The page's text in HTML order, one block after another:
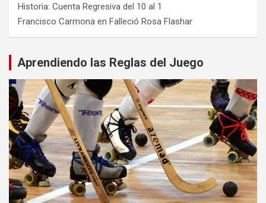
Historia: Cuenta Regresiva del 10 al 1
Francisco Carmona en Falleció Rosa Flashar
Aprendiendo las Reglas del Juego